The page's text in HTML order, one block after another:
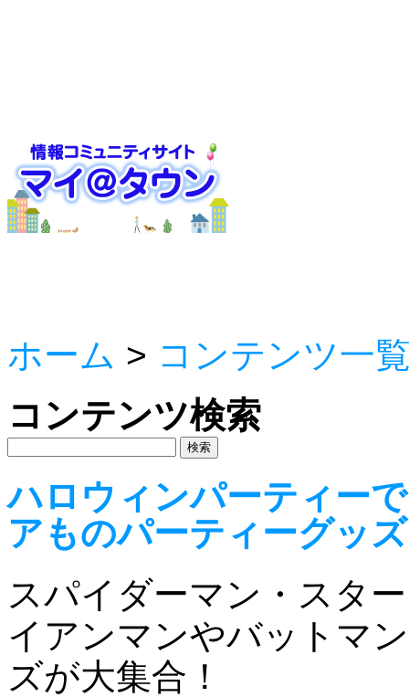
ホーム > コンテンツ一
コンテンツ検索
ハロウィンパーティー
アものパーティーグッズ
スパイダーマン・スタ
イアンマンやバットマ
ズが大集合！